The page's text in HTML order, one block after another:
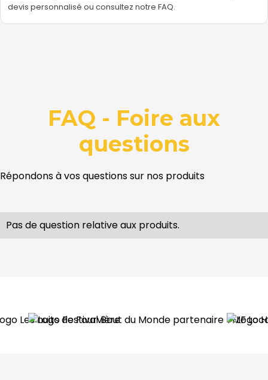
devis personnalisé ou consultez notre FAQ.
FAQ - Foire aux
questions
Répondons à vos questions sur nos produits
Pas de question relative aux produits.